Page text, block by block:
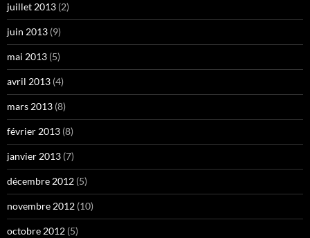
juillet 2013 (2)
juin 2013 (9)
mai 2013 (5)
avril 2013 (4)
mars 2013 (8)
février 2013 (8)
janvier 2013 (7)
décembre 2012 (5)
novembre 2012 (10)
octobre 2012 (5)